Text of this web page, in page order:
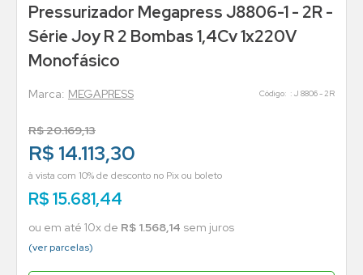
Pressurizador Megapress J8806-1 - 2R -
Série Joy R 2 Bombas 1,4Cv 1x220V
Monofásico
MEGAPRESS : J 8806 - 2R
R$20.169,13
R$ 14.113,30
à vista com 10% de desconto no Pix ou boleto
R$15.681,44
ou em até 10x de R$ 1.568,14 sem juros
(ver parcelas)